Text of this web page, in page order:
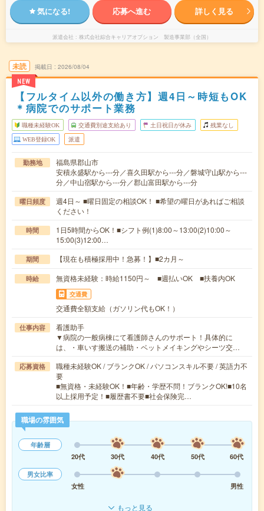
気になる! 応募へ進む 詳しく見る
派遣会社 株式会社綜合キャリアオプション 製造事業部（全国）
未読
NEW
掲載日 2026/08/04
【フルタイム以外の働き方】週4日～時短もOK
＊病院でのサポート業務
職種未経験OK 交通費別途支給あり 土日祝日が休み 残業なし
WEB登録OK 派遣
勤務地
福島県郡山市
安積永盛駅から---分／喜久田駅から---分／磐城守山駅から---
分／中山宿駅から---分／郡山富田駅から---分
曜日頻度
週4日～ ■曜日固定の相談OK！ ■希望の曜日があればご相談
ください！
時間
1日5時間からOK！■シフト例(1)8:00～13:00(2)10:00～
15:00(3)12:00…
期間 【現在も積極採用中！急募！】■2カ月～
時給 無資格未経験：時給1150円～ ■週払いOK ■扶養内OK
交通費
交通費全額支給（ガソリン代もOK！）
仕事内容
看護助手
▼病院の一般病棟にて看護師さんのサポート！具体的に
は、・車いす搬送の補助・ベットメイキングやシーツ交…
応募資格
職種未経験OK / ブランクOK / パソコンスキル不要 / 英語力不
要
■無資格・未経験OK！■年齢・学歴不問！ブランクOK!■10名
以上採用予定！■履歴書不要■社会保険完…
職場の雰囲気
年齢層
20代
30代 40代 50代
60代
男女比率
女性
男性
もっと見る